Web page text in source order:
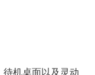
机桌面以及灵动